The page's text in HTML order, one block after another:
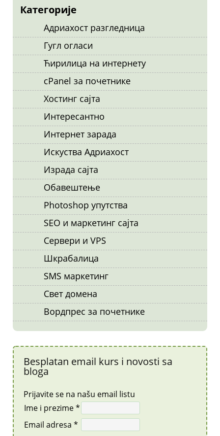
Категорије
Адриахост разгледница
Гугл огласи
Ћирилица на интернету
cPanel за почетнике
Хостинг сајта
Интересантно
Интернет зарада
Искуства Адриахост
Израда сајта
Обавештење
Photoshop упутства
SEO и маркетинг сајта
Сервери и VPS
Шкрабалица
SMS маркетинг
Свет домена
Вордпрес за почетнике
Besplatan email kurs i novosti sa
bloga
Prijavite se na našu email listu
Ime i prezime *
Email adresa *